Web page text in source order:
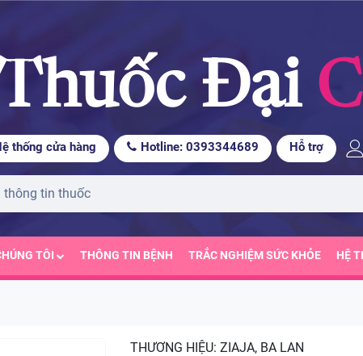
Đại
thống cửa hàng Hotline: 0393344689 Hỗ trợ
TÔI THÔNG TIN BỆNH TRẮC NGHIỆM SỨC KHỎE HỆ
THƯƠNG HIỆU: ZIAJA, BA LAN